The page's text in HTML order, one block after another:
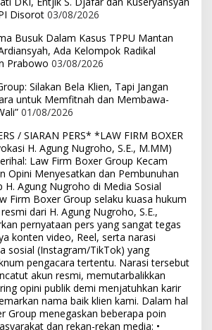
Disorot 03/08/2026
Busuk Dalam Kasus TPPU Mantan
Ada Kelompok Radikal
Prabowo 03/08/2026
Silakan Bela Klien, Tapi Jangan
untuk Memfitnah dan Membawa-
01/08/2026
/ SIARAN PERS* *LAW FIRM BOXER
H. Agung Nugroho, S.E., M.MM)
Law Firm Boxer Group Kecam
Opini Menyesatkan dan Pembunuhan
H. Agung Nugroho di Media Sosial
Firm Boxer Group selaku kuasa hukum
dari H. Agung Nugroho, S.E.,
pernyataan pers yang sangat tegas
konten video, Reel, serta narasi
sosial (Instagram/TikTok) yang
pengacara tertentu. Narasi tersebut
akun resmi, memutarbalikkan
opini publik demi menjatuhkan karir
nama baik klien kami. Dalam hal
Group menegaskan beberapa poin
dan rekan-rekan media: •